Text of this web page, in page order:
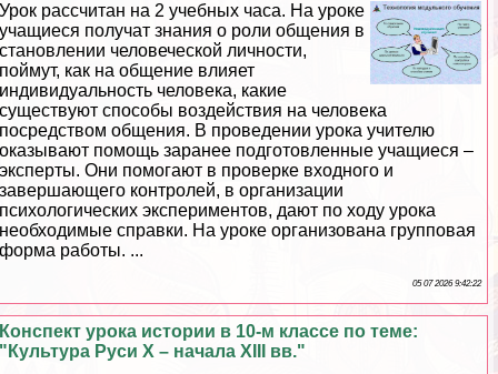
Урок рассчитан на 2 учебных часа. На уроке
учащиеся получат знания о роли общения в
становлении человеческой личности,
поймут, как на общение влияет
индивидуальность человека, какие
существуют способы воздействия на человека
посредством общения. В проведении урока учителю
оказывают помощь заранее подготовленные учащиеся –
эксперты. Они помогают в проверке входного и
завершающего контролей, в организации
психологических экспериментов, дают по ходу урока
необходимые справки. На уроке организована групповая
форма работы. ...
05 07 2026 9:42:22
Конспект урока истории в 10-м классе по теме:
"Культура Руси Х – начала XIII вв."